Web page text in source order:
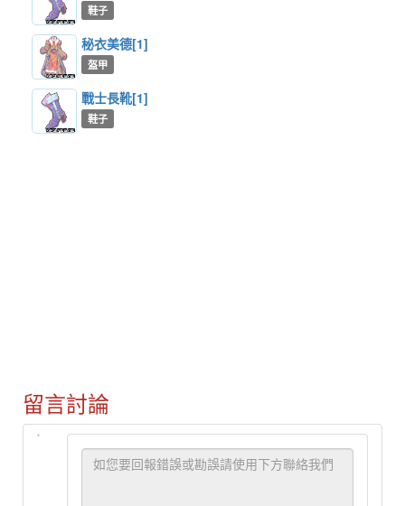
鞋子
秘衣美德[1]
盔甲
戰士長靴[1]
鞋子
留言討論